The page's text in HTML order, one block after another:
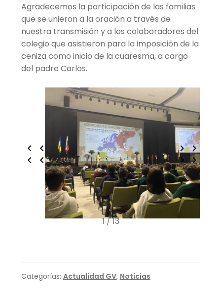
Agradecemos la participación de las familias
que se unieron a la oración a través de
nuestra transmisión y a los colaboradores del
colegio que asistieron para la imposición de la
ceniza como inicio de la cuaresma, a cargo
del padre Carlos.
1 / 13
Categorías: Actualidad GV, Noticias